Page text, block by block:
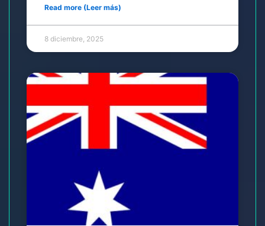
Read more (Leer más)
8 diciembre, 2025